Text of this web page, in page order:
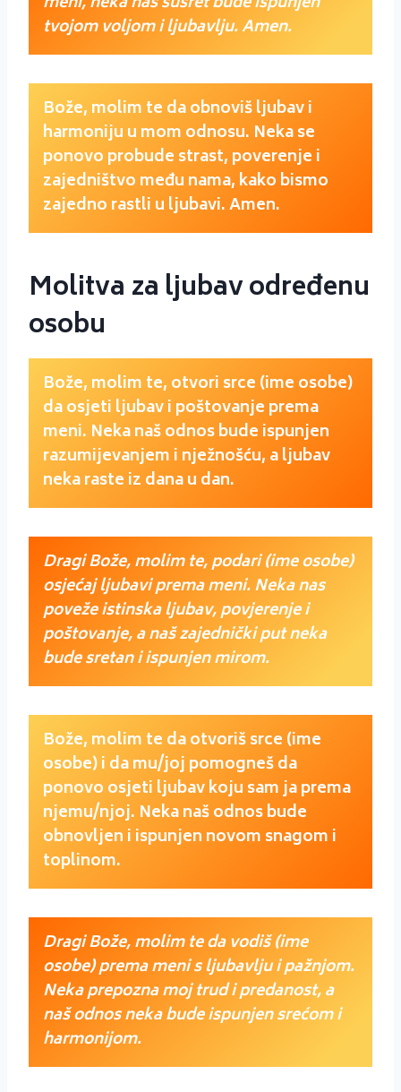
tvojom voljom i ljubavlju. Amen.
Bože, molim te da obnoviš ljubav i
harmoniju u mom odnosu. Neka se
ponovo probude strast, poverenje i
zajedništvo među nama, kako bismo
zajedno rastli u ljubavi. Amen.
Molitva za ljubav određenu
osobu
Bože, molim te, otvori srce (ime osobe)
da osjeti ljubav i poštovanje prema
meni. Neka naš odnos bude ispunjen
razumijevanjem i nježnošću, a ljubav
neka raste iz dana u dan.
Dragi Bože, molim te, podari (ime osobe)
osjećaj ljubavi prema meni. Neka nas
poveže istinska ljubav, povjerenje i
poštovanje, a naš zajednički put neka
bude sretan i ispunjen mirom.
Bože, molim te da otvoriš srce (ime
osobe) i da mu/joj pomogneš da
ponovo osjeti ljubav koju sam ja prema
njemu/njoj. Neka naš odnos bude
obnovljen i ispunjen novom snagom i
toplinom.
Dragi Bože, molim te da vodiš (ime
osobe) prema meni s ljubavlju i pažnjom.
Neka prepozna moj trud i predanost, a
naš odnos neka bude ispunjen srećom i
harmonijom.